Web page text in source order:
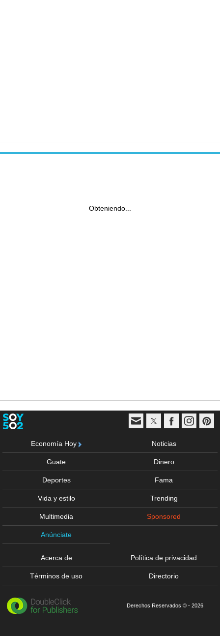
Obteniendo...
Economía Hoy Noticias
Guate Dinero
Deportes Fama
Vida y estilo Trending
Multimedia Sponsored
Anúnciate
Acerca de Política de privacidad
Términos de uso Directorio
Derechos Reservados © - 2026